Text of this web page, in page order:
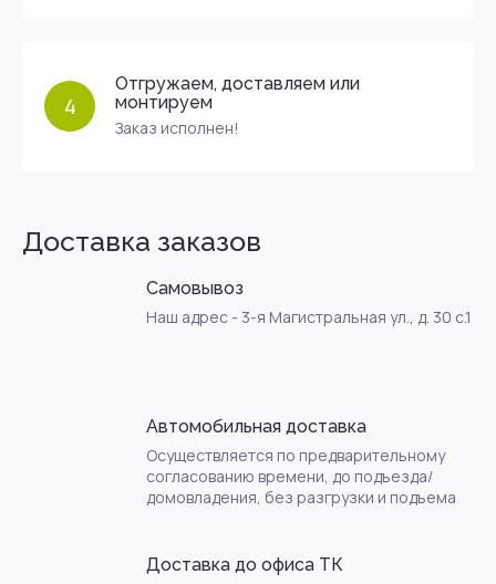
4
Отгружаем, доставляем или
монтируем
Заказ исполнен!
Доставка заказов
Самовывоз
Наш адрес - 3-я Магистральная ул., д. 30 с.1
Автомобильная доставка
Осуществляется по предварительному
согласованию времени, до подъезда/
домовладения, без разгрузки и подъема
Доставка до офиса ТК